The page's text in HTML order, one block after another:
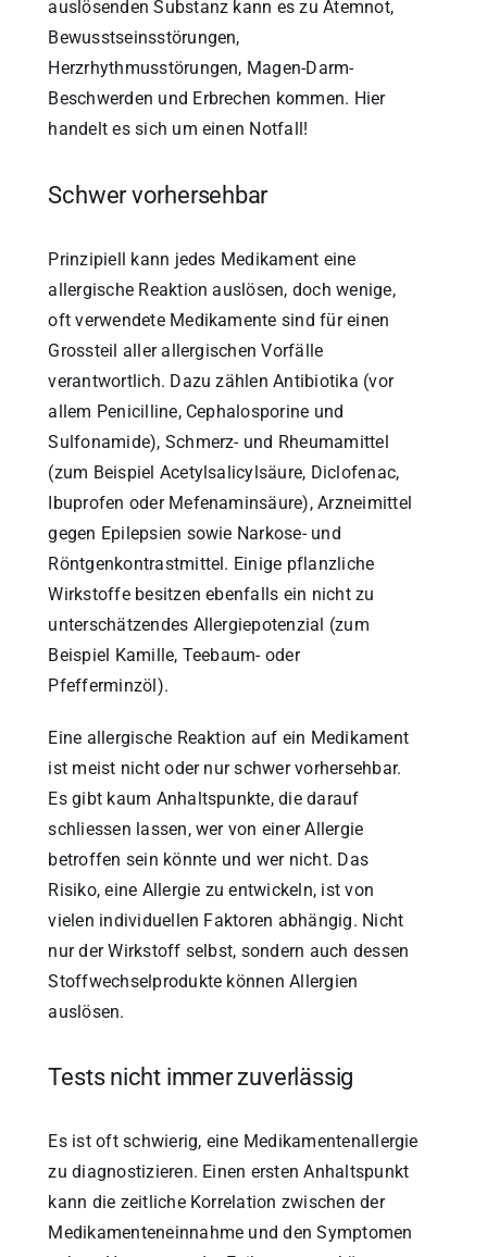
auslösenden Substanz kann es zu Atemnot,
Bewusstseinsstörungen,
Herzrhythmusstörungen, Magen-Darm-
Beschwerden und Erbrechen kommen. Hier
handelt es sich um einen Notfall!
Schwer vorhersehbar
Prinzipiell kann jedes Medikament eine
allergische Reaktion auslösen, doch wenige,
oft verwendete Medikamente sind für einen
Grossteil aller allergischen Vorfälle
verantwortlich. Dazu zählen Antibiotika (vor
allem Penicilline, Cephalosporine und
Sulfonamide), Schmerz- und Rheumamittel
(zum Beispiel Acetylsalicylsäure, Diclofenac,
Ibuprofen oder Mefenaminsäure), Arzneimittel
gegen Epilepsien sowie Narkose- und
Röntgenkontrastmittel. Einige pflanzliche
Wirkstoffe besitzen ebenfalls ein nicht zu
unterschätzendes Allergiepotenzial (zum
Beispiel Kamille, Teebaum- oder
Pfefferminzöl).
Eine allergische Reaktion auf ein Medikament
ist meist nicht oder nur schwer vorhersehbar.
Es gibt kaum Anhaltspunkte, die darauf
schliessen lassen, wer von einer Allergie
betroffen sein könnte und wer nicht. Das
Risiko, eine Allergie zu entwickeln, ist von
vielen individuellen Faktoren abhängig. Nicht
nur der Wirkstoff selbst, sondern auch dessen
Stoffwechselprodukte können Allergien
auslösen.
Tests nicht immer zuverlässig
Es ist oft schwierig, eine Medikamentenallergie
zu diagnostizieren. Einen ersten Anhaltspunkt
kann die zeitliche Korrelation zwischen der
Medikamenteneinnahme und den Symptomen